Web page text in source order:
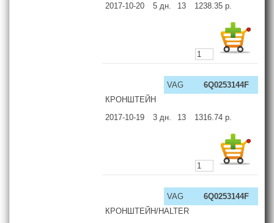
2017-10-20
5 дн. 13 1238.35 р.
VAG
6Q0253144F
КРОНШТЕЙН
2017-10-19
3 дн. 13 1316.74 р.
VAG
6Q0253144F
КРОНШТЕЙН/HALTER